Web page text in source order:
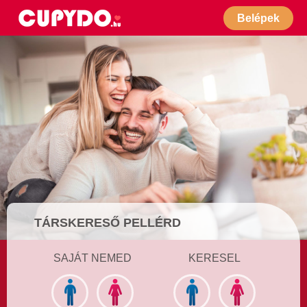
Belépek
TÁRSKERESŐ PELLÉRD
SAJÁT NEMED KERESEL